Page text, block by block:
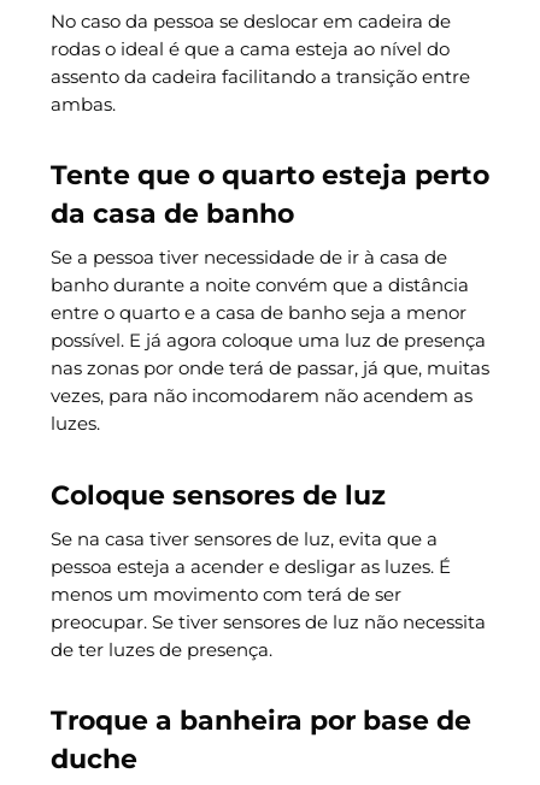
No caso da pessoa se deslocar em cadeira de
rodas o ideal é que a cama esteja ao nível do
assento da cadeira facilitando a transição entre
ambas.
Tente que o quarto esteja perto
da casa de banho
Se a pessoa tiver necessidade de ir à casa de
banho durante a noite convém que a distância
entre o quarto e a casa de banho seja a menor
possível. E já agora coloque uma luz de presença
nas zonas por onde terá de passar, já que, muitas
vezes, para não incomodarem não acendem as
luzes.
Coloque sensores de luz
Se na casa tiver sensores de luz, evita que a
pessoa esteja a acender e desligar as luzes. É
menos um movimento com terá de ser
preocupar. Se tiver sensores de luz não necessita
de ter luzes de presença.
Troque a banheira por base de
duche